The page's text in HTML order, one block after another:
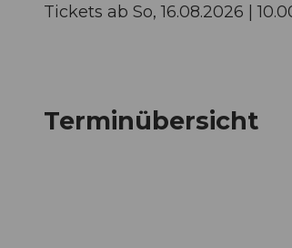
Tickets ab So, 16.08.2026 |
Terminübersicht